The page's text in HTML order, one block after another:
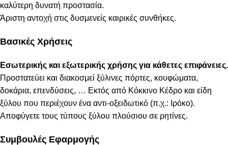
καλύτερη δυνατή προστασία.
Άριστη αντοχή στις δυσμενείς καιρικές συνθήκες.
Βασικές Χρήσεις
Εσωτερικής και εξωτερικής χρήσης για κάθετες επιφάνειες.
Προστατεύει και διακοσμεί ξύλινες πόρτες, κουφώματα,
δοκάρια, επενδύσεις, … Εκτός από Κόκκινο Κέδρο και είδη
ξύλου που περιέχουν ένα αντι-οξειδωτικό (π.χ.: Ιρόκο).
Αποφύγετε τους τύπους ξύλου πλούσιου σε ρητίνες.
Συμβουλές Εφαρμογής